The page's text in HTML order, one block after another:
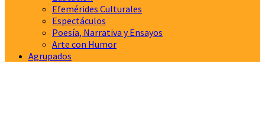
Efemérides Culturales
Espectáculos
Poesía, Narrativa y Ensayos
Arte con Humor
Agrupados